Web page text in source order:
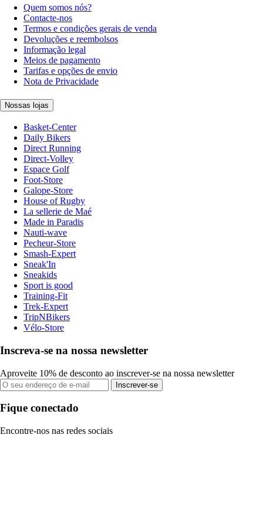
Quem somos nós?
Contacte-nos
Termos e condições gerais de venda
Devoluções e reembolsos
Informação legal
Meios de pagamento
Tarifas e opções de envio
Nota de Privacidade
Nossas lojas
Basket-Center
Daily Bikers
Direct Running
Direct-Volley
Espace Golf
Foot-Store
Galope-Store
House of Rugby
La sellerie de Maé
Made in Paradis
Nauti-wave
Pecheur-Store
Smash-Expert
Sneak'In
Sneakids
Sport is good
Training-Fit
Trek-Expert
TripNBikers
Vélo-Store
Inscreva-se na nossa newsletter
Aproveite 10% de desconto ao inscrever-se na nossa newsletter
Inscrever-se
Fique conectado
Encontre-nos nas redes sociais